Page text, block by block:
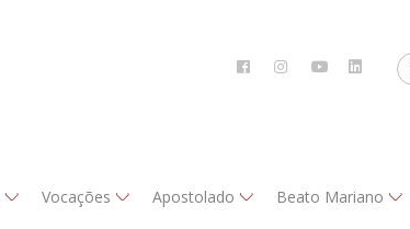
Vocações Apostolado Beato Mariano